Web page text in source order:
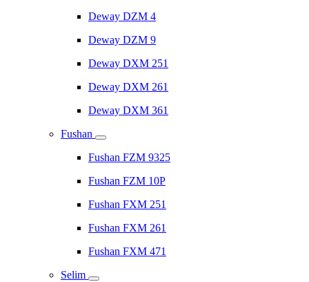
Deway DZM 4
Deway DZM 9
Deway DXM 251
Deway DXM 261
Deway DXM 361
Fushan
Fushan FZM 9325
Fushan FZM 10P
Fushan FXM 251
Fushan FXM 261
Fushan FXM 471
Selim